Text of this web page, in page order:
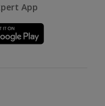
App